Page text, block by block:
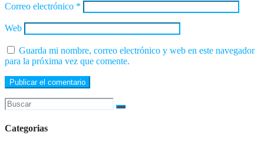
Correo electrónico *
Web
Guarda mi nombre, correo electrónico y web en este navegador
para la próxima vez que comente.
Categorias